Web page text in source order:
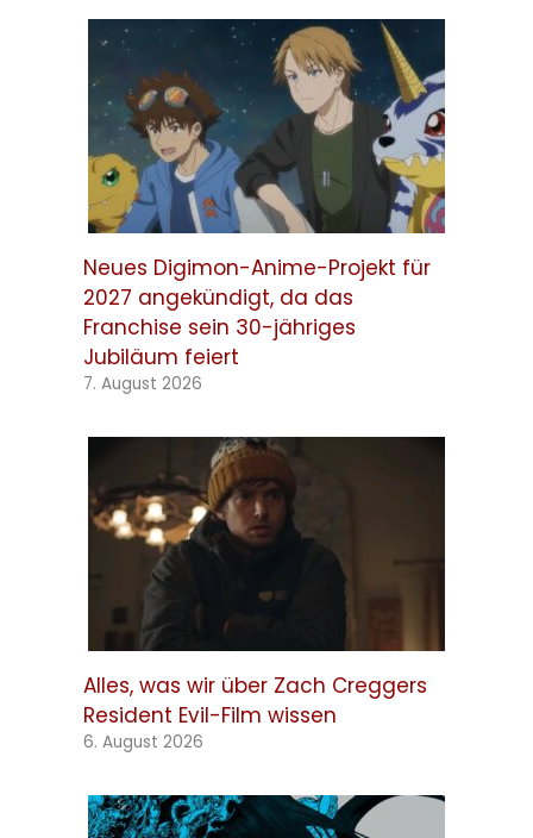
Neues Digimon-Anime-Projekt für
2027 angekündigt, da das
Franchise sein 30-jähriges
Jubiläum feiert
7. August 2026
Alles, was wir über Zach Creggers
Resident Evil-Film wissen
6. August 2026